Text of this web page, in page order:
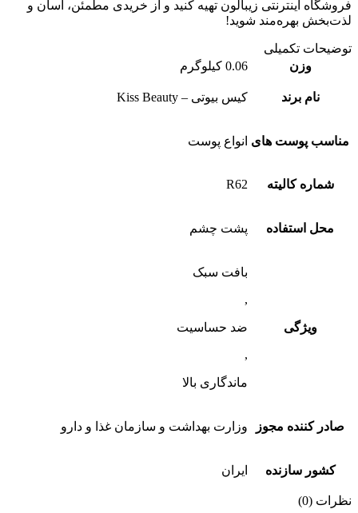
اینترنتی زیبالون تهیه کنید و از خریدی مطمئن، آسان و
بهره‌مند شوید!
تکمیلی
وزن
0.06 کیلوگرم
نام برند کیس بیوتی – Kiss Beauty
پوست های انواع پوست
شماره کالیته R62
محل استفاده پشت چشم
ویژگی
بافت سبک
ضد حساسیت
ماندگاری بالا
کننده مجوز وزارت بهداشت و سازمان غذا و دارو
کشور سازنده ایران
(0)